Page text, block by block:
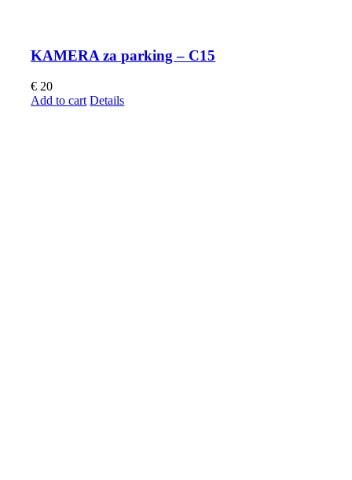
KAMERA za parking – C15
€ 20
Add to cart Details